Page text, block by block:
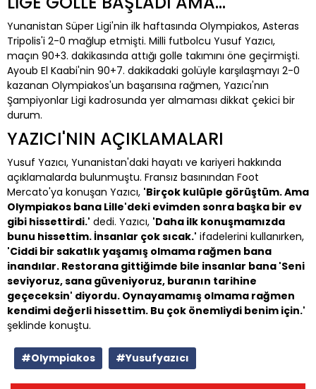
Yunanistan Süper Ligi'nin ilk haftasında Olympiakos, Asteras
Tripolis'i 2-0 mağlup etmişti. Milli futbolcu Yusuf Yazıcı,
maçın 90+3. dakikasında attığı golle takımını öne geçirmişti.
Ayoub El Kaabi'nin 90+7. dakikadaki golüyle karşılaşmayı 2-0
kazanan Olympiakos'un başarısına rağmen, Yazıcı'nın
Şampiyonlar Ligi kadrosunda yer almaması dikkat çekici bir
durum.
YAZICI'NIN AÇIKLAMALARI
Yusuf Yazıcı, Yunanistan'daki hayatı ve kariyeri hakkında
açıklamalarda bulunmuştu. Fransız basınından Foot
Mercato'ya konuşan Yazıcı, 'Birçok kulüple görüştüm. Ama
Olympiakos bana Lille'deki evimden sonra başka bir ev
gibi hissettirdi.' dedi. Yazıcı, 'Daha ilk konuşmamızda
bunu hissettim. İnsanlar çok sıcak.' ifadelerini kullanırken,
'Ciddi bir sakatlık yaşamış olmama rağmen bana
inandılar. Restorana gittiğimde bile insanlar bana 'Seni
seviyoruz, sana güveniyoruz, buranın tarihine
geçeceksin' diyordu. Oynayamamış olmama rağmen
kendimi değerli hissettim. Bu çok önemliydi benim için.'
şeklinde konuştu.
#Olympiakos #Yusufyazıcı